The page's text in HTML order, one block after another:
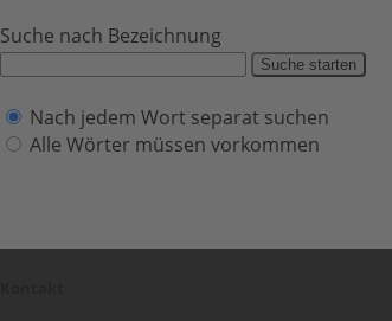
Suche nach Bezeichnung
Suche starten
Nach jedem Wort separat suchen
Alle Wörter müssen vorkommen